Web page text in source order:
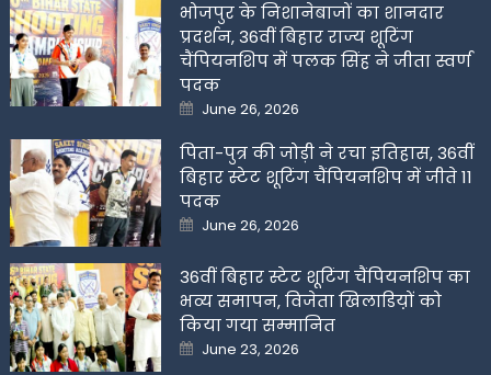
भोजपुर के निशानेबाजों का शानदार
प्रदर्शन, 36वीं बिहार राज्य शूटिंग
चैंपियनशिप में पलक सिंह ने जीता स्वर्ण
पदक
Posted
on
June 26, 2026
पिता-पुत्र की जोड़ी ने रचा इतिहास, 36वीं
बिहार स्टेट शूटिंग चैंपियनशिप में जीते 11
पदक
Posted
on
June 26, 2026
36वीं बिहार स्टेट शूटिंग चैंपियनशिप का
भव्य समापन, विजेता खिलाडिय़ों को
किया गया सम्मानित
Posted
on
June 23, 2026